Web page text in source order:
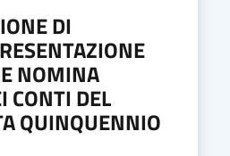
DI
NOMINA
CONTI DEL
QUINQUENNIO